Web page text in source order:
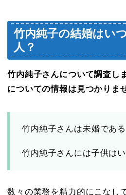
竹内純子の結婚はい
人？
竹内純子さんについて調査し
についての情報は見つかりま
竹内純子さんは未婚である
竹内純子さんには子供は
数々の業務を精力的にこなし